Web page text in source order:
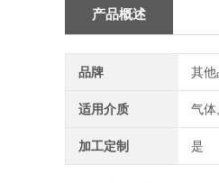
产品概述
品牌 其他
适用介质 气体
加工定制 是